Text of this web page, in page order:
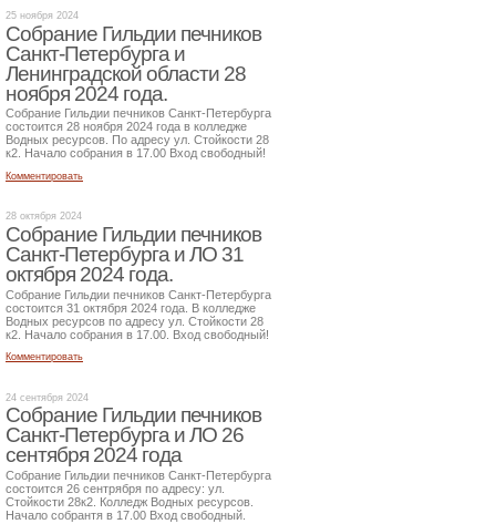
25 ноября 2024
Собрание Гильдии печников
Санкт-Петербурга и
Ленинградской области 28
ноября 2024 года.
Собрание Гильдии печников Санкт-Петербурга
состоится 28 ноября 2024 года в колледже
Водных ресурсов. По адресу ул. Стойкости 28
к2. Начало собрания в 17.00 Вход свободный!
Комментировать
28 октября 2024
Собрание Гильдии печников
Санкт-Петербурга и ЛО 31
октября 2024 года.
Собрание Гильдии печников Санкт-Петербурга
состоится 31 октября 2024 года. В колледже
Водных ресурсов по адресу ул. Стойкости 28
к2. Начало собрания в 17.00. Вход свободный!
Комментировать
24 сентября 2024
Собрание Гильдии печников
Санкт-Петербурга и ЛО 26
сентября 2024 года
Собрание Гильдии печников Санкт-Петербурга
состоится 26 сентрября по адресу: ул.
Стойкости 28к2. Колледж Водных ресурсов.
Начало собрантя в 17.00 Вход свободный.